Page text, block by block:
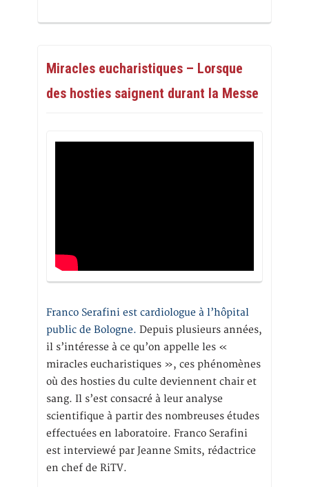
Miracles eucharistiques – Lorsque
des hosties saignent durant la Messe
Franco Serafini est cardiologue à l’hôpital
public de Bologne. Depuis plusieurs années,
il s’intéresse à ce qu’on appelle les «
miracles eucharistiques », ces phénomènes
où des hosties du culte deviennent chair et
sang. Il s’est consacré à leur analyse
scientifique à partir des nombreuses études
effectuées en laboratoire. Franco Serafini
est interviewé par Jeanne Smits, rédactrice
en chef de RiTV.